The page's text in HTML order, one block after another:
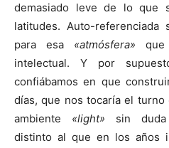
demasiado leve de lo que
latitudes. Auto-referenciada
para esa «atmósfera» que
intelectual. Y por
confiábamos en que
días, que nos tocaría el
ambiente «light» sin duda
distinto al que en los años